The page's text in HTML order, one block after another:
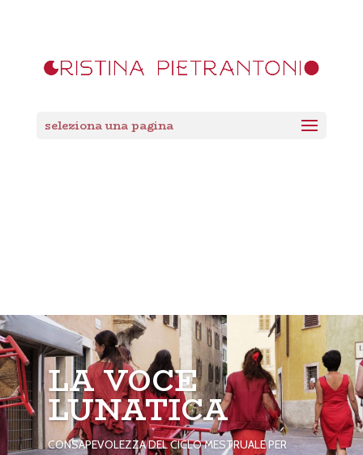
seleziona una pagina
LA VOCE
LUNATICA
CONSAPEVOLEZZA DEL CICLO MESTRUALE PER